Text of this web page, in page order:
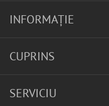
INFORMAȚIE
CUPRINS
SERVICIU